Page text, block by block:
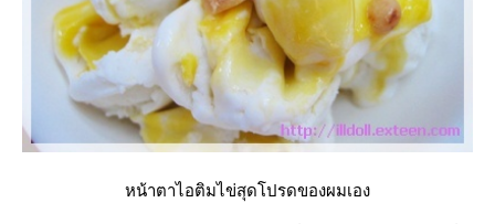
หน้าตาไอติมไข่สุดโปรดของผมเอง